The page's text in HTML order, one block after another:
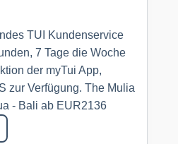
TUI Kundenservice
7 Tage die Woche
der myTui App,
zur Verfügung. The Mulia
- Bali ab EUR2136